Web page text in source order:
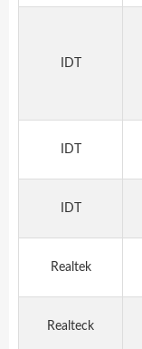
IDT
IDT
IDT
Realtek
Realteck